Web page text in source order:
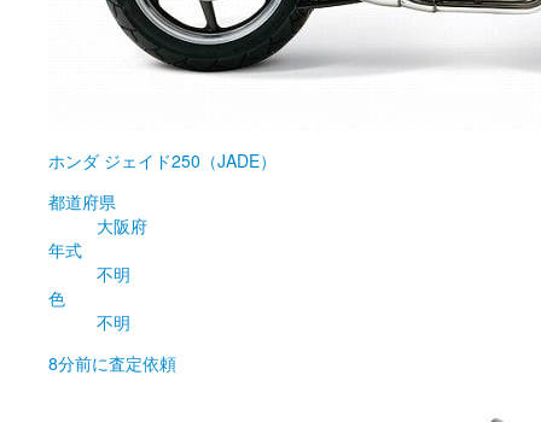
ホンダ ジェイド250（JADE）
都道府県
大阪府
年式
不明
色
不明
8分前に査定依頼